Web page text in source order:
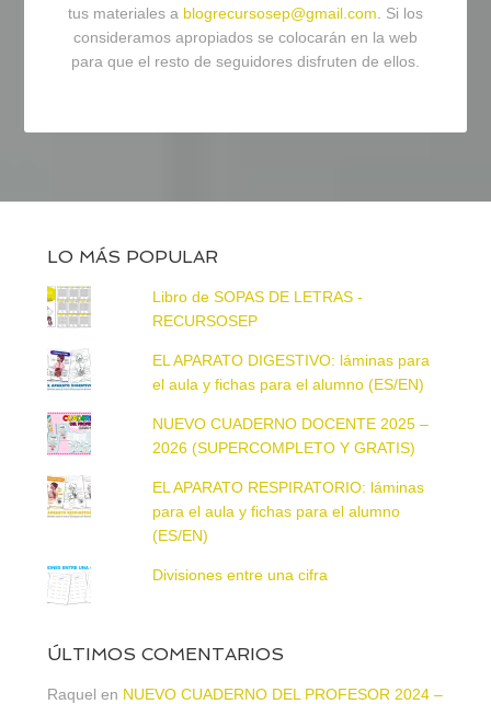
tus materiales a blogrecursosep@gmail.com. Si los
consideramos apropiados se colocarán en la web
para que el resto de seguidores disfruten de ellos.
LO MÁS POPULAR
Libro de SOPAS DE LETRAS -
RECURSOSEP
EL APARATO DIGESTIVO: láminas para
el aula y fichas para el alumno (ES/EN)
NUEVO CUADERNO DOCENTE 2025 –
2026 (SUPERCOMPLETO Y GRATIS)
EL APARATO RESPIRATORIO: láminas
para el aula y fichas para el alumno
(ES/EN)
Divisiones entre una cifra
ÚLTIMOS COMENTARIOS
Raquel en NUEVO CUADERNO DEL PROFESOR 2024 –